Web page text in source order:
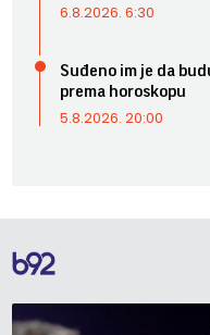
6.8.2026. 6:30
Suđeno im je da
prema horoskopu
5.8.2026. 20:00